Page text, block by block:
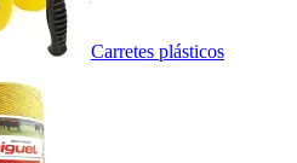
Carretes plásticos